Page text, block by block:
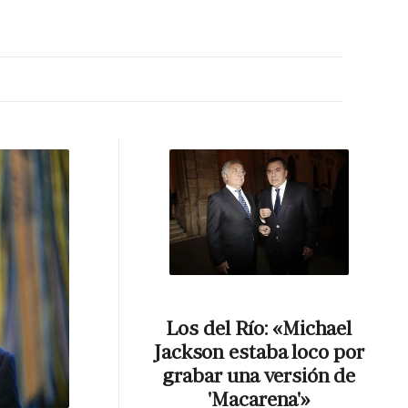
Los del Río: «Michael
Jackson estaba loco por
grabar una versión de
'Macarena'»